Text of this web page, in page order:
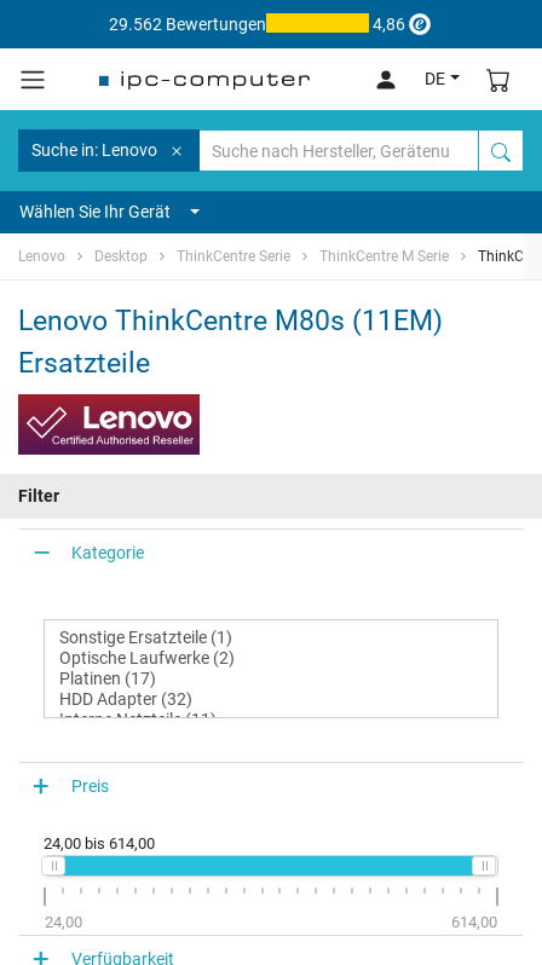
29.562 Bewertungen 4,86
DE
Suche in: Lenovo
Wählen Sie Ihr Gerät
Lenovo Desktop ThinkCentre Serie ThinkCentre M Serie
Lenovo ThinkCentre M80s (11EM)
Ersatzteile
Filter
Kategorie
Preis
24,00 bis 614,00
24,00 614,00
Verfügbarkeit